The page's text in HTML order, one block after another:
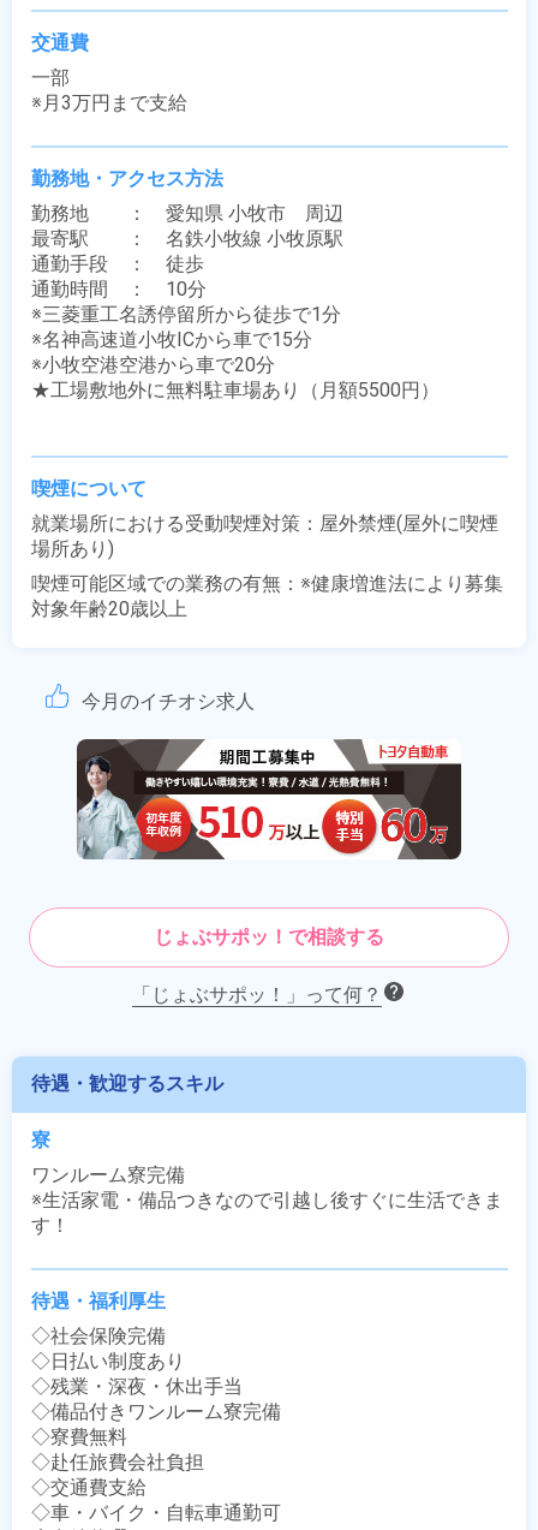
交通費
一部
※月3万円まで支給
勤務地・アクセス方法
勤務地　　：　愛知県 小牧市　周辺
最寄駅　　：　名鉄小牧線 小牧原駅
通勤手段　：　徒歩
通勤時間　：　10分
※三菱重工名誘停留所から徒歩で1分
※名神高速道小牧ICから車で15分
※小牧空港空港から車で20分
★工場敷地外に無料駐車場あり（月額5500円）
喫煙について
就業場所における受動喫煙対策：屋外禁煙(屋外に喫煙
場所あり)
喫煙可能区域での業務の有無：※健康増進法により募集
対象年齢20歳以上
今月のイチオシ求人
じょぶサポッ！で相談する
「じょぶサポッ！」って何？
待遇・歓迎するスキル
寮
ワンルーム寮完備
※生活家電・備品つきなので引越し後すぐに生活できま
す！
待遇・福利厚生
◇社会保険完備
◇日払い制度あり
◇残業・深夜・休出手当
◇備品付きワンルーム寮完備
◇寮費無料
◇赴任旅費会社負担
◇交通費支給
◇車・バイク・自転車通勤可